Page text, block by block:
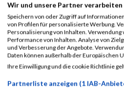
6406
Thies
6646
Kemal
6402
Oliver
6579
Dominic
6397
Wir und unsere Partner verarbeiten
Speichern von oder Zugriff auf
von Profilen für personalisierte Werbung.
Personalisierung von Inhalten.
Performance von Inhalten. Analyse von
und Verbesserung der Angebote.
Daten können außerhalb der Europäischen
Ihre Einwilligung und die cookie Richtlinie
Partnerliste anzeigen (1 IAB-